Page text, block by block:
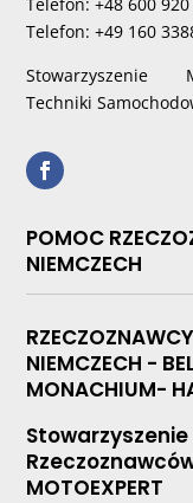
Telefon: +49 160
Stowarzyszenie
Techniki
POMOC
NIEMCZECH
NIEMCZECH -
MONACHIUM-
MOTOEXPERT